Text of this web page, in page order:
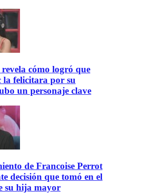
cómo logró que
la felicitara por su
un personaje clave
de Francoise Perrot
decisión que tomó en el
su hija mayor